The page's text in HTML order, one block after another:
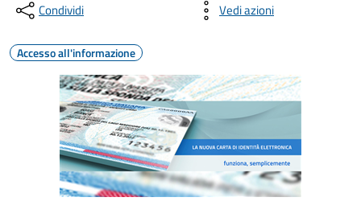
Condividi Vedi azioni
Accesso all'informazione